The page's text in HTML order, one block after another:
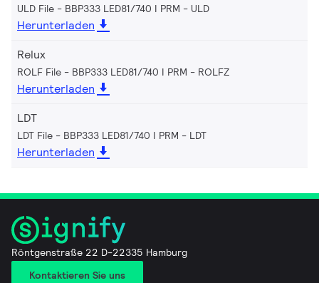
ULD File - BBP333 LED81/740 I PRM ULD
Herunterladen
Relux
ROLF File - BBP333 LED81/740 I PRM ROLFZ
Herunterladen
LDT
LDT File - BBP333 LED81/740 I PRM LDT
Herunterladen
Röntgenstraße 22 D-22335 Hamburg
Kontaktieren Sie uns